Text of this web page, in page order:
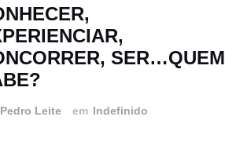
SER…QUEM
Pedro Leite em Indefinido